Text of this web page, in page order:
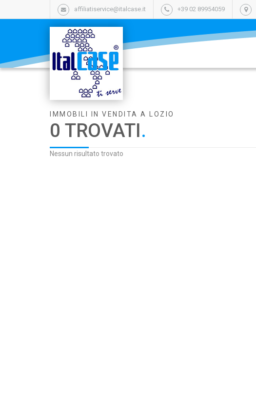
affiliatiservice@italcase.it +39 02 89954059
IMMOBILI IN VENDITA A LOZIO
0 TROVATI.
Nessun risultato trovato